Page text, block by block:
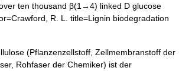
ten thousand β(1→4) linked D glucose
R. L. title=Lignin biodegradation
(Pflanzenzellstoff, Zellmembranstoff der
Rohfaser der Chemiker) ist der